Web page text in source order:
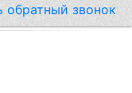
обратный звонок